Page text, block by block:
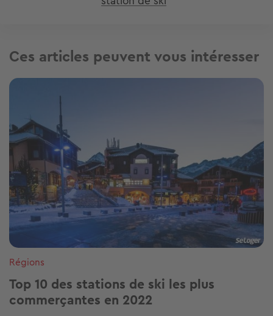
Ces articles peuvent vous intéresser
Image
Régions
Top 10 des stations de ski les plus
commerçantes en 2022